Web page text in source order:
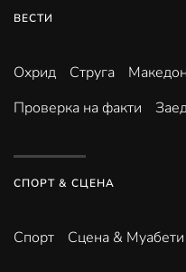
ВЕСТИ
Охрид Струга
Проверка на факти
СПОРТ & СЦЕНА
Спорт Сцена & Муабети